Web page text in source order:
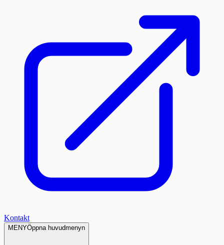
Kontakt
MENYÖppna huvudmenyn